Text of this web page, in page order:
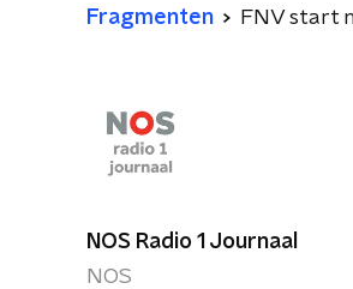
Fragmenten FNV start
NOS Radio 1 Journaal
NOS